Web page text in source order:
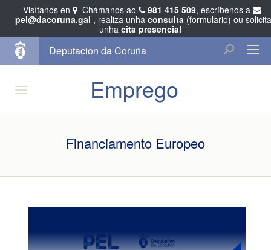
Deputacion da Coruña
Emprego
Financiamento Europeo
Visítanos en Chámanos ao 981 415 509, escríbenos a
pel@dacoruna.gal , realiza unha consulta(formulario) ou solicita
unha cita presencial